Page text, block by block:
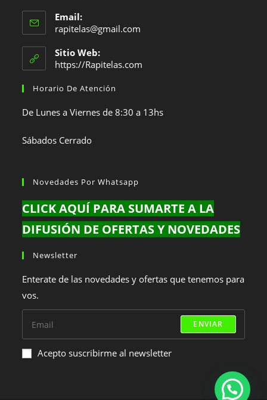
abre
en
tu
aplicación
Email:
rapitelas@gmail.com
aplicación
Sitio Web:
https://Rapitelas.com
Horario De Atención
De Lunes a Viernes de 8:30 a 13hs
Sábados Cerrado
Novedades Por Whatsapp
CLICK AQUÍ PARA SUMARTE A LA
DIFUSIÓN DE OFERTAS Y NOVEDADES
Newsletter
Enterate de las novedades y ofertas que tenemos para
vos.
ENVIAR
Acepto suscribirme al newsletter